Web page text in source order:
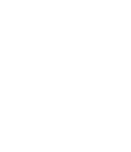
R03 - TEMNO
R03 - TEMNO